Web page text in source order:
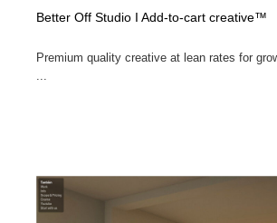
Better Off Studio I Add-to-cart creative™
Premium quality creative at lean rates for
...